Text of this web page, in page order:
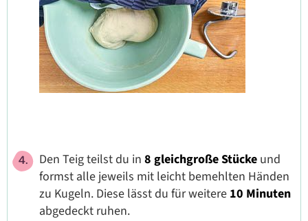
Den Teig teilst du in 8 gleichgroße Stücke und
formst alle jeweils mit leicht bemehlten Händen
zu Kugeln. Diese lässt du für weitere 10 Minuten
abgedeckt ruhen.